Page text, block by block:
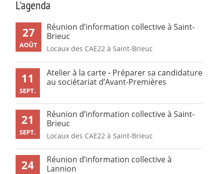
L'agenda
27
AOÛT
Réunion d’information collective à Saint-
Brieuc
Locaux des CAE22 à Saint-Brieuc
11
SEPT.
Atelier à la carte - Préparer sa candidature
au sociétariat d’Avant-Premières
21
SEPT.
Réunion d’information collective à Saint-
Brieuc
Locaux des CAE22 à Saint-Brieuc
24
Réunion d’information collective à
Lannion